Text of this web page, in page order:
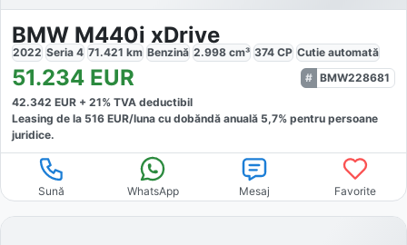
BMW M440i xDrive
2022 Seria 4 71.421 km Benzină 2.998 cm³ 374 CP Cutie automată
51.234 EUR
BMW228681
42.342 EUR + 21% TVA deductibil
Leasing de la 516 EUR/luna cu dobăndă anuală 5,7% pentru persoane
juridice.
Sună WhatsApp Mesaj Favorite